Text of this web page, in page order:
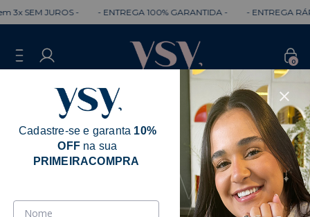
JUROS - - ENTREGA 100% GARANTIDA - - ENTREGA
0
Cadastre-se e garanta 10%
OFF na sua
PRIMEIRACOMPRA